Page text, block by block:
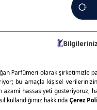
kaliteli kozmetik ürünleriyle
sunar. Günlük
Kalıcı formüller ve
güvenilir seçenek: